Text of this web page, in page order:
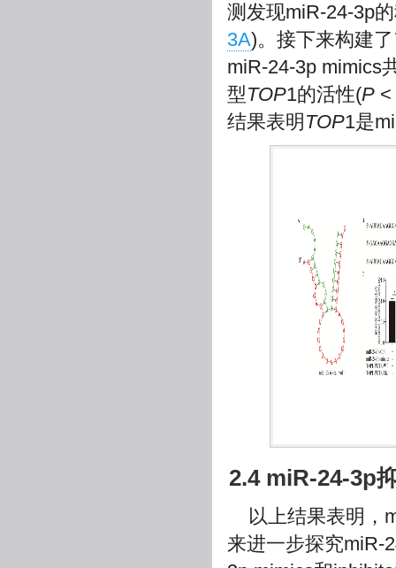
测发现miR-24-3p
3A)。接下来构建了
miR-24-3p mimics
型TOP1的活性(P
结果表明 TOP1是
2.4 miR-24-3p
以上结果表明，
来进一步探究miR-